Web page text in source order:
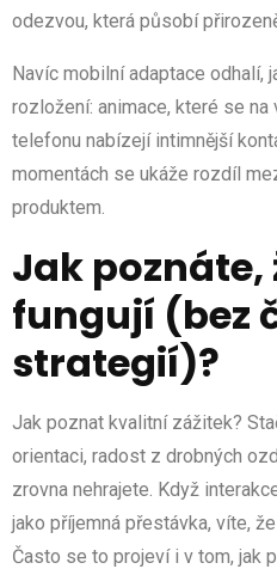
odezvou, která působí
Navíc mobilní adaptace odhalí,
rozložení: animace, které se
telefonu nabízejí intimnější
momentách se ukáže rozdíl
produktem.
Jak poznáte,
fungují (bez
strategií)?
Jak poznat kvalitní zážitek?
orientaci, radost z drobných
zrovna nehrajete. Když
jako příjemná přestávka, víte,
Často se to projeví i v tom, jak